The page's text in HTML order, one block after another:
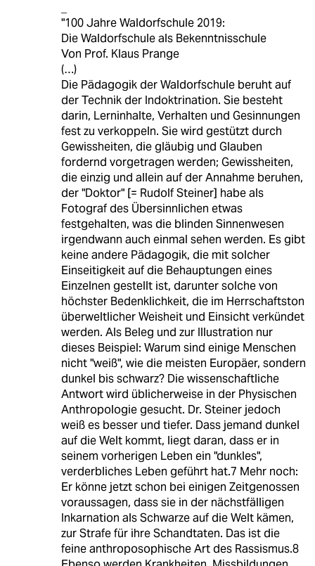
"100 Jahre Waldorfschule 2019:
Die Waldorfschule als Bekenntnisschule
Von Prof. Klaus Prange
(…)
Die Pädagogik der Waldorfschule beruht auf
der Technik der Indoktrination. Sie besteht
darin, Lerninhalte, Verhalten und Gesinnungen
fest zu verkoppeln. Sie wird gestützt durch
Gewissheiten, die gläubig und Glauben
fordernd vorgetragen werden; Gewissheiten,
die einzig und allein auf der Annahme beruhen,
der "Doktor" [= Rudolf Steiner] habe als
Fotograf des Übersinnlichen etwas
festgehalten, was die blinden Sinnenwesen
irgendwann auch einmal sehen werden. Es gibt
keine andere Pädagogik, die mit solcher
Einseitigkeit auf die Behauptungen eines
Einzelnen gestellt ist, darunter solche von
höchster Bedenklichkeit, die im Herrschaftston
überweltlicher Weisheit und Einsicht verkündet
werden. Als Beleg und zur Illustration nur
dieses Beispiel: Warum sind einige Menschen
nicht "weiß", wie die meisten Europäer, sondern
dunkel bis schwarz? Die wissenschaftliche
Antwort wird üblicherweise in der Physischen
Anthropologie gesucht. Dr. Steiner jedoch
weiß es besser und tiefer. Dass jemand dunkel
auf die Welt kommt, liegt daran, dass er in
seinem vorherigen Leben ein "dunkles",
verderbliches Leben geführt hat.7 Mehr noch:
Er könne jetzt schon bei einigen Zeitgenossen
voraussagen, dass sie in der nächstfälligen
Inkarnation als Schwarze auf die Welt kämen,
zur Strafe für ihre Schandtaten. Das ist die
feine anthroposophische Art des Rassismus.8